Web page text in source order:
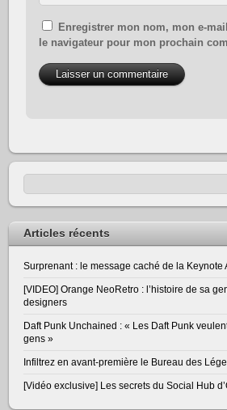
Enregistrer mon nom, mon e-
le navigateur pour mon prochain
Articles récents
Surprenant : le message caché de la Keynote
[VIDEO] Orange NeoRetro : l’histoire de sa
designers
Daft Punk Unchained : « Les Daft Punk
gens »
Infiltrez en avant-première le Bureau des
[Vidéo exclusive] Les secrets du Social Hub